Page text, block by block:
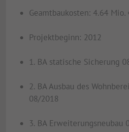
Geamtbaukosten: 4.64 Mio.
Projektbeginn: 2012
1. BA statische Sicherung
2. BA Ausbau des
08/2018
3. BA Erweiterungsneubau